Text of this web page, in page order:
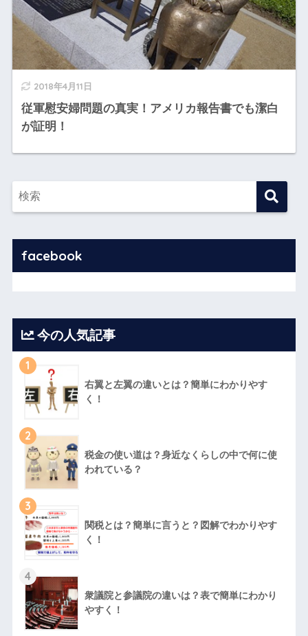
2018年4月11日
従軍慰安婦問題の真実！アメリカ報告書でも潔白
が証明！
facebook
今の人気記事
1
右翼と左翼の違いとは？簡単にわかりやす
く！
2
税金の使い道は？身近なくらしの中で何に使
われている？
3
関税とは？簡単に言うと？図解でわかりやす
く！
4
衆議院と参議院の違いは？表で簡単にわかり
やすく！